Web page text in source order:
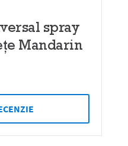
spray
Mandarin